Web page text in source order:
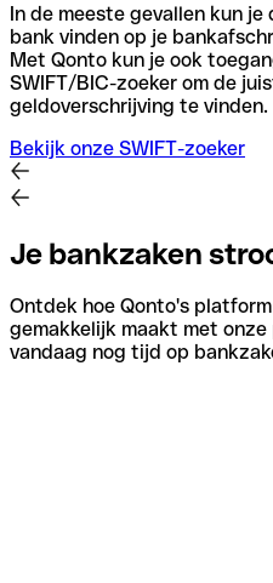
In de meeste gevallen kun je
bank vinden op je
Met Qonto kun je ook
SWIFT/BIC-zoeker om de
geldoverschrijving te vinden.
Bekijk onze SWIFT-zoeker
Je bankzaken
Ontdek hoe Qonto's
gemakkelijk maakt met
vandaag nog tijd op